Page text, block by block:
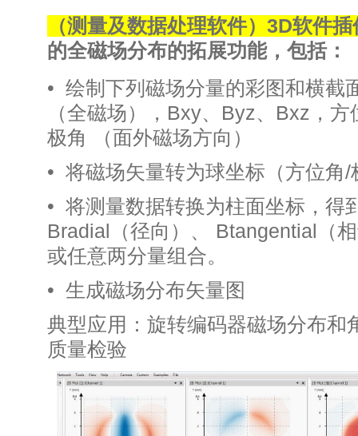
（测量及数据处理软件）3D软件插
的全磁场分布的拓展功能，包括：
• 绘制下列磁场分量的彩图和横截
（全磁场），Bxy、Byz、Bxz，
极角 （面外磁场方向）
• 将磁场矢量转为球坐标（方位角/
• 将测量数据转换为柱面坐标，得
Bradial（径向）、 Btangential（
或任意两分量组合。
• 生成磁场分布矢量图
典型应用：旋转编码器磁场分布和
质量检验